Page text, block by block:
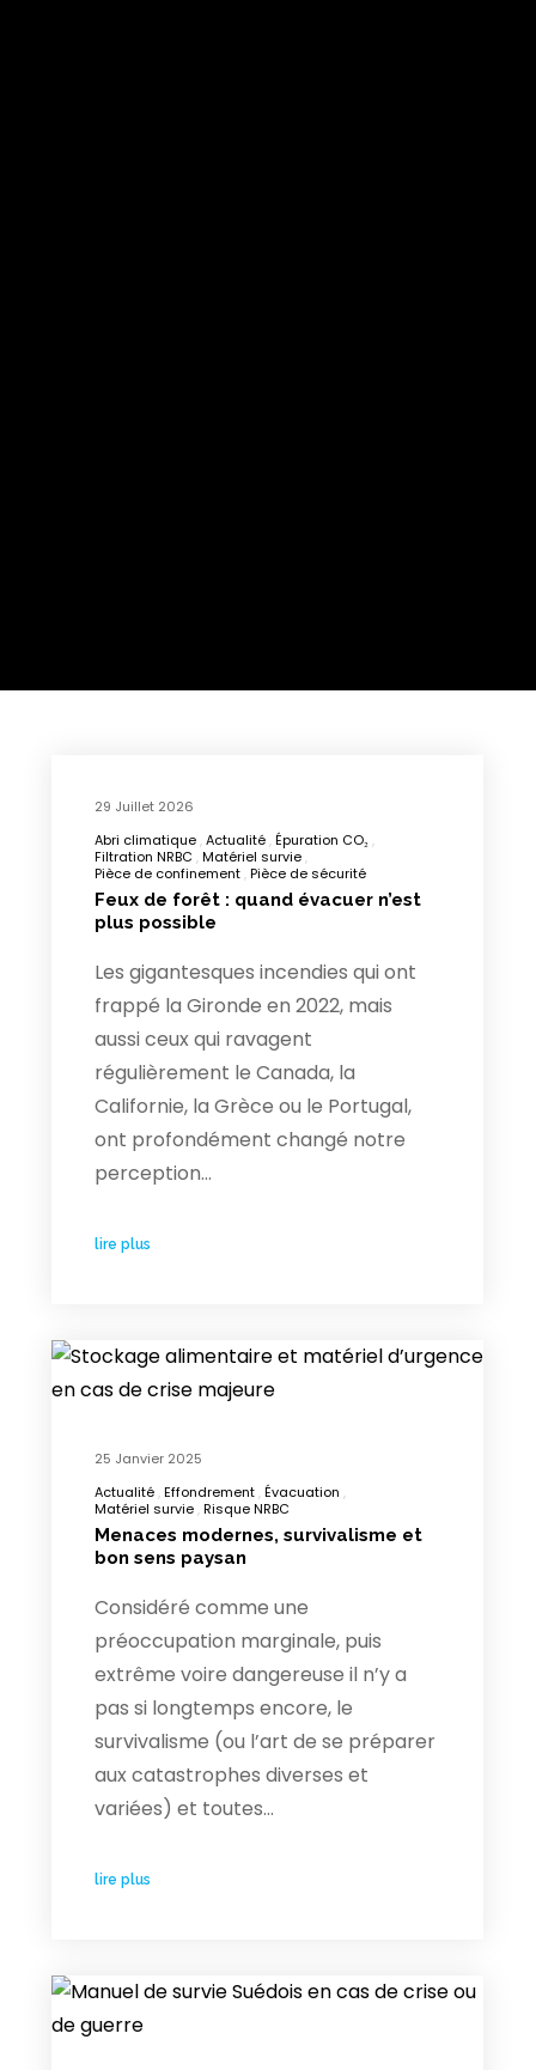
29 Juillet 2026
Abri climatique Actualité Épuration CO₂
Filtration NRBC Matériel survie
Pièce de confinement Pièce de sécurité
Feux de forêt : quand évacuer n’est
plus possible
Les gigantesques incendies qui ont
frappé la Gironde en 2022, mais
aussi ceux qui ravagent
régulièrement le Canada, la
Californie, la Grèce ou le Portugal,
ont profondément changé notre
perception…
lire plus
25 Janvier 2025
Actualité Effondrement Évacuation
Matériel survie Risque NRBC
Menaces modernes, survivalisme et
bon sens paysan
Considéré comme une
préoccupation marginale, puis
extrême voire dangereuse il n’y a
pas si longtemps encore, le
survivalisme (ou l’art de se préparer
aux catastrophes diverses et
variées) et toutes…
lire plus